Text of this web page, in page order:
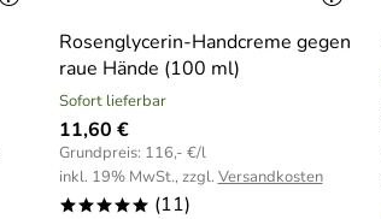
Rosenglycerin-Handcreme gegen
raue Hände (100 ml)
Sofort lieferbar
11,60 €
Grundpreis: 116,- €/l
inkl. 19% MwSt., zzgl. Versandkosten
***** (11)